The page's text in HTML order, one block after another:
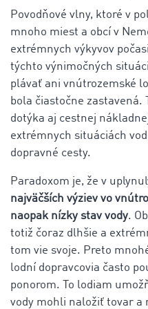
Povodňové vlny, ktoré v
mnoho miest a obcí v
extrémnych výkyvov
týchto výnimočných
plávať ani vnútrozemské
bola čiastočne zastavená.
dotýka aj cestnej
extrémnych situáciách
dopravné cesty.
Paradoxom je, že v
najväčších výziev vo
naopak nízky stav vody.
totiž čoraz dlhšie a
tom vie svoje. Preto
lodní dopravcovia často
ponorom. To lodiam
vody mohli naložiť tovar a